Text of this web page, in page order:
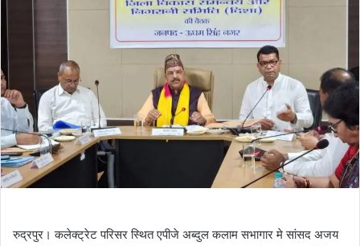
रुद्रपुर। कलेक्ट्रेट परिसर स्थित एपीजे अब्दुल कलाम सभागार मे सांसद अजय